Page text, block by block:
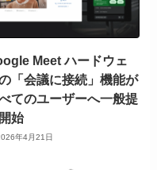
Meet ハードウェ
「会議に接続」機能が
てのユーザーへ一般提
始
年4月21日